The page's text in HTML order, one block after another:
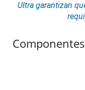
Ultra garantizan